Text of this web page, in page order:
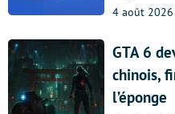
4 août
GTA 6
chinois,
l’éponge